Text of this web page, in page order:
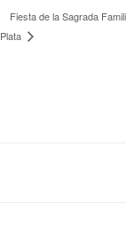
Fiesta de la Sagrada
Plata